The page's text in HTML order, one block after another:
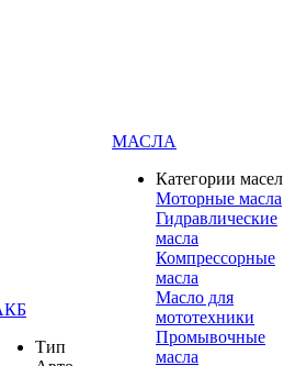
Тип
МАСЛА
Категории масел
Моторные масла
Гидравлические
масла
Компрессорные
масла
Масло для
мототехники
Промывочные
масла